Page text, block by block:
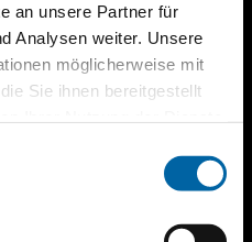
an unsere Partner für
Analysen weiter. Unsere
möglicherweise mit
Sie ihnen bereitgestellt